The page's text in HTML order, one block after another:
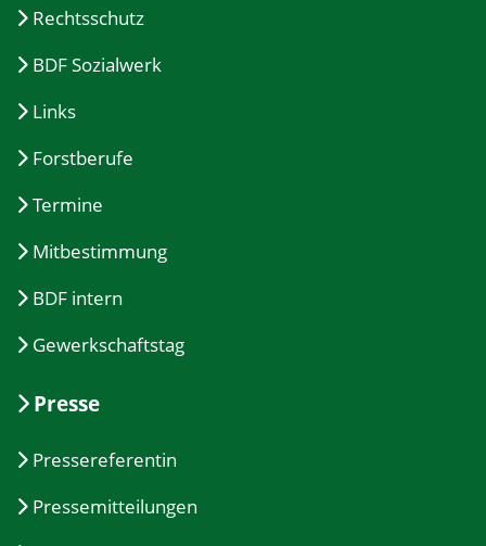
Rechtsschutz
BDF Sozialwerk
Links
Forstberufe
Termine
Mitbestimmung
BDF intern
Gewerkschaftstag
Presse
Pressereferentin
Pressemitteilungen